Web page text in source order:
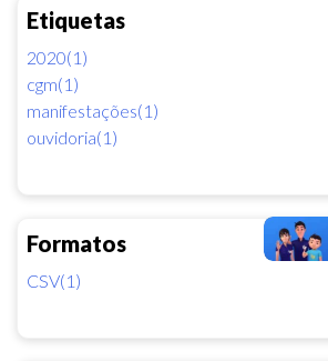
Etiquetas
2020(1)
cgm(1)
manifestações(1)
ouvidoria(1)
Formatos
CSV(1)